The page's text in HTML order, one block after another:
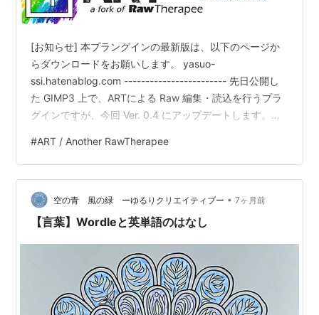
[お知らせ] 本プラングインの最新版は、以下のページか
らダウンロードをお願いします。 yasuo-
ssi.hatenablog.com ------------------------ 先日公開し
た GIMP3 上で、ARTによる Raw 編集・読込を行うプラ
グインですが、今回 Ver. 0.4 にアップデートします。ダ
ージョンアップで追加された機能は以下のとおりです。
1) Nikon High Efficiency 圧縮 NEF ファイルのサポート
2) JPEG-XL を使った不可逆圧縮 dng ファイルの実験的
サポート 3) クライア…
#ART / Another RawTherapee
空の青 風の緑 ーゆるりクリエイティブー • 7ヶ月前
【言葉】Wordleと英単語のはなし